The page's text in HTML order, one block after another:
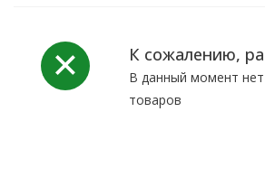
К сожалению,
В данный момент
товаров